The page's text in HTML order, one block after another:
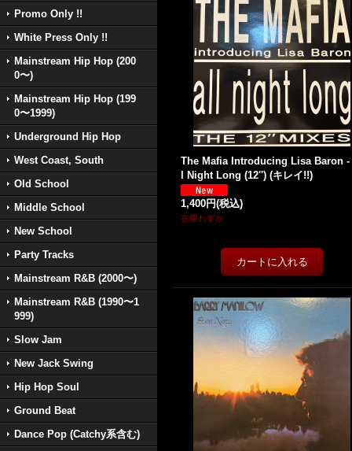
Promo Only !!
White Press Only !!
Mainstream Hip Hop (200
0〜)
Mainstream Hip Hop (199
0〜1999)
Underground Hip Hop
West Coast, South
Old School
Middle School
New School
Party Tracks
Mainstream R&B (2000〜)
Mainstream R&B (1990〜1
999)
Slow Jam
New Jack Swing
Hip Hop Soul
Ground Beat
Dance Pop (Catchy系含む)
The Mafia Introducing Lisa Baron
l Night Long (12'') (キレイ!!)
1,400円(税込)
在庫わずか